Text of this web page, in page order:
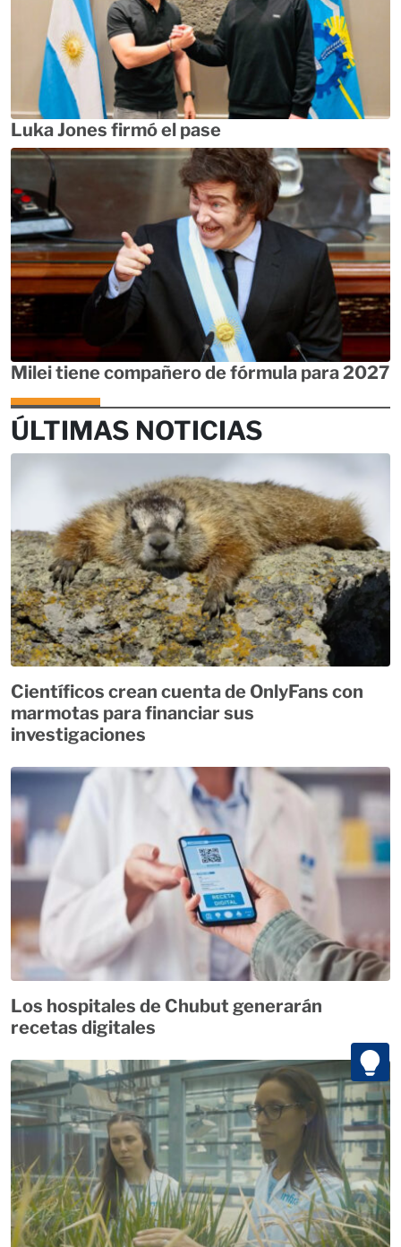
Luka Jones firmó el pase
Milei tiene compañero de fórmula para 2027
ÚLTIMAS NOTICIAS
Científicos crean cuenta de OnlyFans con
marmotas para financiar sus
investigaciones
Los hospitales de Chubut generarán
recetas digitales